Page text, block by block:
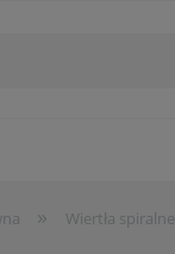
» Wiertła spiralne